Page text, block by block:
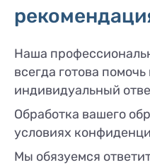
Наша
всегда готова
индивидуальный
Обработка вашего
условиях
Мы обязуемся